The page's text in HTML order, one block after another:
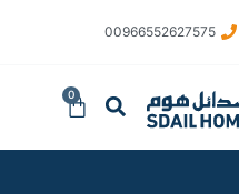
​00966552627575
0